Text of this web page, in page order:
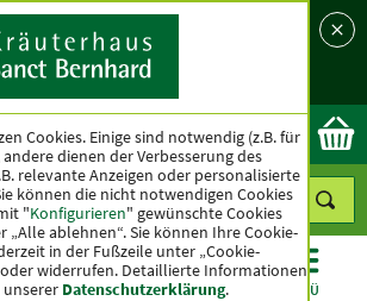
Ok
ANGEBOTE TOPSELLER MENÜ
Cookies. Einige sind notwendig (z.B. für
dienen der Verbesserung des
relevante Anzeigen oder personalisierte
können die nicht notwendigen Cookies
"Konfigurieren" gewünschte Cookies
ablehnen“. Sie können Ihre Cookie-
in der Fußzeile unter „Cookie-
widerrufen. Detaillierte Informationen
unserer Datenschutzerklärung.